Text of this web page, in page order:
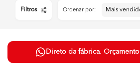
Filtros Ordenar por:
Direto da fábrica.